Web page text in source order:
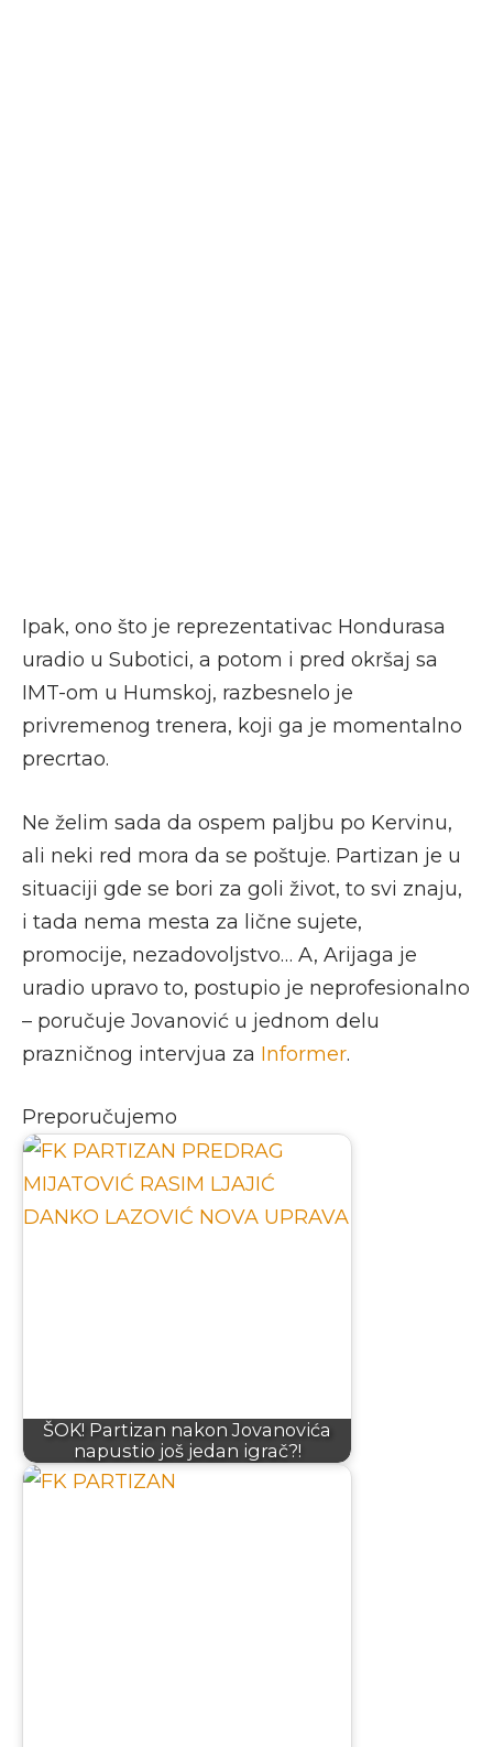
Ipak, ono što je reprezentativac Hondurasa
uradio u Subotici, a potom i pred okršaj sa
IMT-om u Humskoj, razbesnelo je
privremenog trenera, koji ga je momentalno
precrtao.
Ne želim sada da ospem paljbu po Kervinu,
ali neki red mora da se poštuje. Partizan je u
situaciji gde se bori za goli život, to svi znaju,
i tada nema mesta za lične sujete,
promocije, nezadovoljstvo… A, Arijaga je
uradio upravo to, postupio je neprofesionalno
– poručuje Jovanović u jednom delu
prazničnog intervjua za Informer.
Preporučujemo
ŠOK! Partizan nakon Jovanovića
napustio još jedan igrač?!